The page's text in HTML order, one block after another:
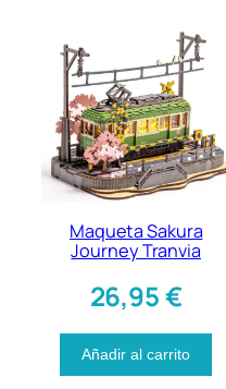
Maqueta Sakura
Journey Tranvia
26,95€
Añadir al carrito